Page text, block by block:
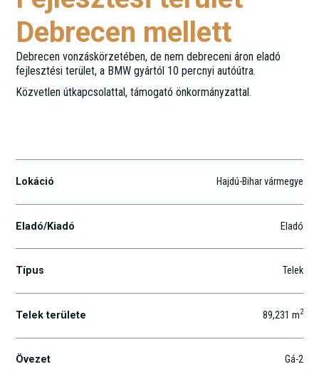
Debrecen mellett
Debrecen vonzáskörzetében, de nem debreceni áron eladó
fejlesztési terület, a BMW gyártól 10 percnyi autóútra.
Közvetlen útkapcsolattal, támogató önkormányzattal.
Lokáció Hajdú-Bihar vármegye
Eladó/Kiadó Eladó
Típus Telek
Telek területe 89,231 m2
Övezet Gá-2